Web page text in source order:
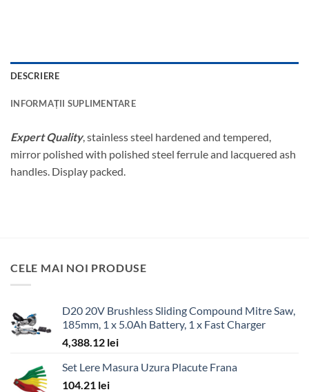
DESCRIERE
INFORMAȚII SUPLIMENTARE
Expert Quality, stainless steel hardened and tempered,
mirror polished with polished steel ferrule and lacquered ash
handles. Display packed.
CELE MAI NOI PRODUSE
D20 20V Brushless Sliding Compound Mitre Saw,
185mm, 1 x 5.0Ah Battery, 1 x Fast Charger
4,388.12 lei
Set Lere Masura Uzura Placute Frana
104.21 lei